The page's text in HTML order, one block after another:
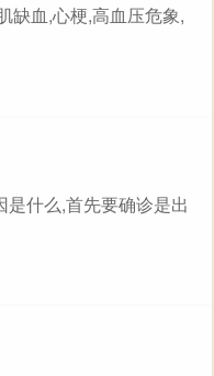
缺血,心梗,高血压危象,
什么,首先要确诊是出